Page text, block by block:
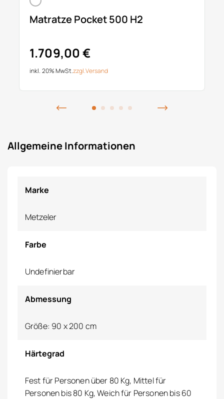
Matratze Pocket 500 H2
1.709,00 €
inkl. 20% MwSt.zzgl.Versand
Allgemeine Informationen
Marke
Metzeler
Farbe
Undefinierbar
Abmessung
Größe: 90 x 200 cm
Härtegrad
Fest für Personen über 80 Kg, Mittel für
Personen bis 80 Kg, Weich für Personen bis 60